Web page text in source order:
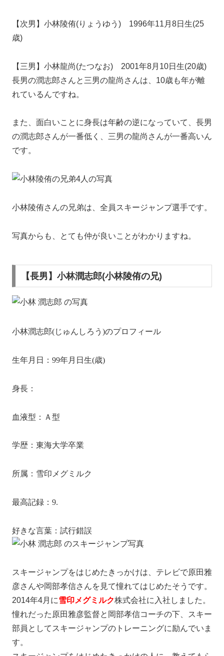
【次男】小林陵侑(りょうゆう) 1996年11月8日生(25
歳)
【三男】小林龍尚(たつなお) 2001年8月10日生(20歳)
長男の潤志郎さんと三男の龍尚さんは、 10歳も年が離
れている んですね。
また、面白いことに身長は年齢の逆になっていて、長男
の潤志郎さんが一番低く、三男の龍尚さんが一番高いん
です。
小林陵侑さんの兄弟は、全員スキージャンプ選手です。
写真からも、とても仲が良いことがわかりますね。
【長男】小林潤志郎(小林陵侑の兄)
小林潤志郎(じゅんしろう)のプロフィール
生年月日：1991年6月11日生(30歳)
身長：168cm
血液型：Ａ型
学歴：東海大学卒業
所属：雪印メグミルク
最高記録：239.5m
好きな言葉：試行錯誤
スキージャンプをはじめたきっかけは、テレビで原田雅
彦さんや岡部孝信さんを見て憧れてはじめたそうです。
2014年4月に雪印メグミルク株式会社に入社しました。
憧れだった原田雅彦監督と岡部孝信コーチの下、スキー
部員としてスキージャンプのトレーニングに励んでいま
す。